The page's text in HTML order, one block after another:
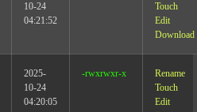
10-24
04:21:52
Touch
Edit
Download
2025-
10-24
04:20:05
-rwxrwxr-x
Rename
Touch
Edit